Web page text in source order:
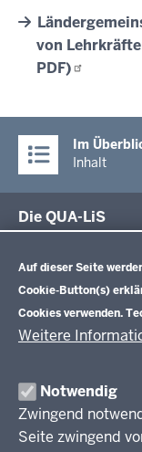
Auf dieser Seite
Cookie-Button(s)
Cookies verwenden.
Weitere
Notwendig
Zwingend
Seite zwingend
von
PDF)
Im
Inhalt
Die QUA-LiS
Veröffentlichungen
Leitbild
Stellenangebote
Über uns
Schulentwicklung
Unterricht
Professionalisierung
Berufsbildung